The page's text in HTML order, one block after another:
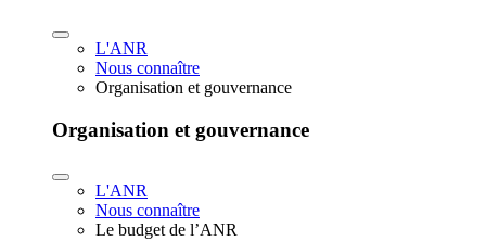
L'ANR
Nous connaître
Organisation et gouvernance
Organisation et gouvernance
L'ANR
Nous connaître
Le budget de l’ANR